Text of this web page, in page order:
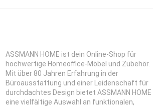
ASSMANN HOME ist dein Online-Shop für
hochwertige Homeoffice-Möbel und Zubehör.
Mit über 80 Jahren Erfahrung in der
Büroausstattung und einer Leidenschaft für
durchdachtes Design bietet ASSMANN HOME
eine vielfältige Auswahl an funktionalen,